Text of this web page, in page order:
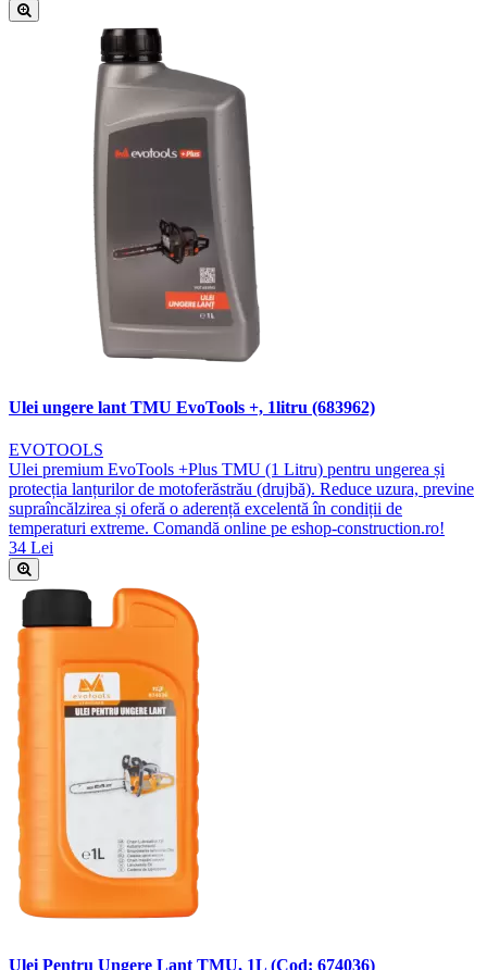
Ulei ungere lant TMU EvoTools +, 1litru (683962)
EVOTOOLS
Ulei premium EvoTools +Plus TMU (1 Litru) pentru ungerea și
protecția lanțurilor de motoferăstrău (drujbă). Reduce uzura, previne
supraîncălzirea și oferă o aderență excelentă în condiții de
temperaturi extreme. Comandă online pe eshop-construction.ro!
34 Lei
Ulei Pentru Ungere Lanț TMU, 1L (Cod: 674036)